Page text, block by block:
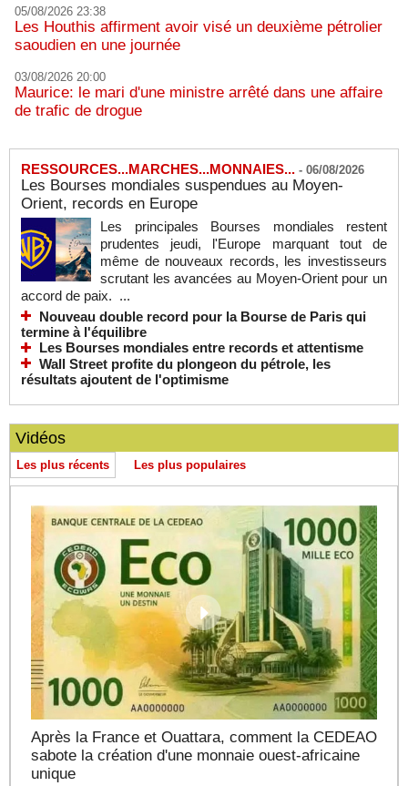
05/08/2026 23:38
Les Houthis affirment avoir visé un deuxième pétrolier
saoudien en une journée
03/08/2026 20:00
Maurice: le mari d'une ministre arrêté dans une affaire
de trafic de drogue
RESSOURCES...MARCHES...MONNAIES... - 06/08/2026
Les Bourses mondiales suspendues au Moyen-
Orient, records en Europe
Les principales Bourses mondiales restent
prudentes jeudi, l'Europe marquant tout de
même de nouveaux records, les investisseurs
scrutant les avancées au Moyen-Orient pour un
accord de paix. ...
Nouveau double record pour la Bourse de Paris qui
termine à l'équilibre
Les Bourses mondiales entre records et attentisme
Wall Street profite du plongeon du pétrole, les
résultats ajoutent de l'optimisme
Vidéos
Les plus récents Les plus populaires
Après la France et Ouattara, comment la CEDEAO
sabote la création d'une monnaie ouest-africaine
unique